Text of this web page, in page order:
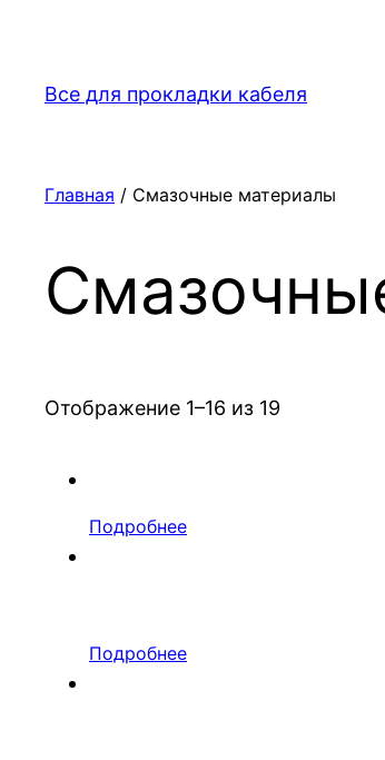
содержимому
Все для прокладки кабеля
Главная / Смазочные материалы
Отображение 1–16 из 19
Подробнее
Подробнее